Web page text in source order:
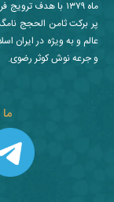
ماه ۱۳۷۹ با هدف
پر برکت ثامن الحجج
عالم و به ویژه در ایران
و جرعه نوش کوثر رضوی.